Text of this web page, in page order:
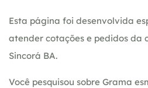
Esta página foi desenvolvida
atender cotações e pedidos da
Sincorá BA.
Você pesquisou sobre Grama